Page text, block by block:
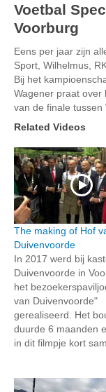
Voetbal
Voorburg
Eens per jaar zijn
Sport, Wilhelmus,
Bij het
Wagener praat over
van de finale tussen
Related Videos
The making of Hof
Duivenvoorde
In 2017 werd bij
Duivenvoorde in
het
van Duivenvoorde"
gerealiseerd. Het
duurde 6 maanden
in dit filmpje kort